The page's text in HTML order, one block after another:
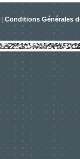
| Conditions Générales